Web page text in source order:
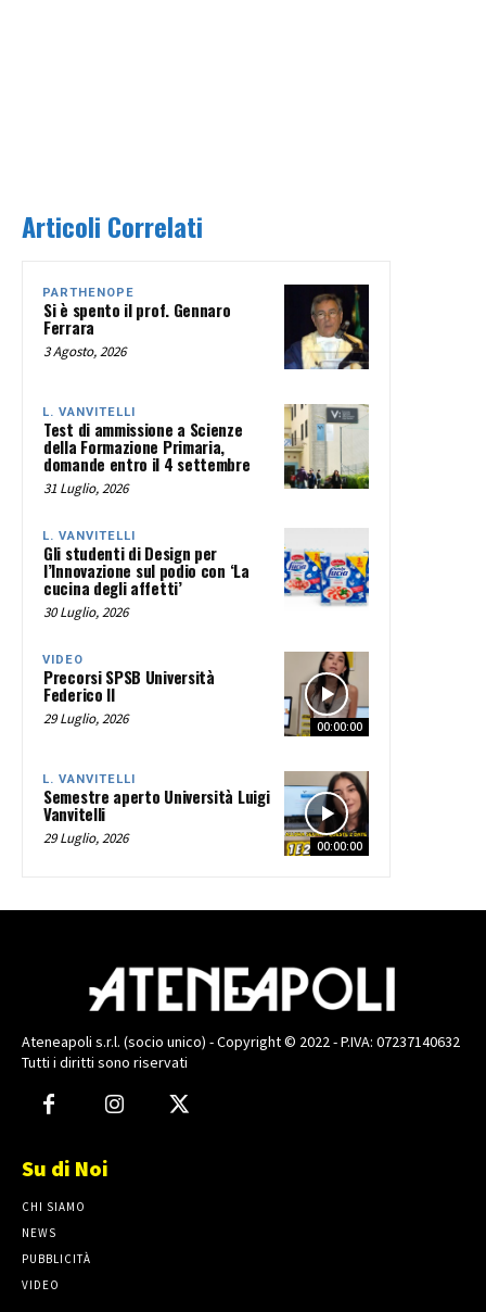
Articoli Correlati
PARTHENOPE
Si è spento il prof. Gennaro
Ferrara
3 Agosto, 2026
L. VANVITELLI
Test di ammissione a Scienze
della Formazione Primaria,
domande entro il 4 settembre
31 Luglio, 2026
L. VANVITELLI
Gli studenti di Design per
l’Innovazione sul podio con ‘La
cucina degli affetti’
30 Luglio, 2026
00:00:00
VIDEO
Precorsi SPSB Università
Federico II
29 Luglio, 2026
00:00:00
L. VANVITELLI
Semestre aperto Università Luigi
Vanvitelli
29 Luglio, 2026
Ateneapoli s.r.l. (socio unico) - Copyright © 2022 - P.IVA: 07237140632
Tutti i diritti sono riservati
Su di Noi
CHI SIAMO
NEWS
PUBBLICITÀ
VIDEO